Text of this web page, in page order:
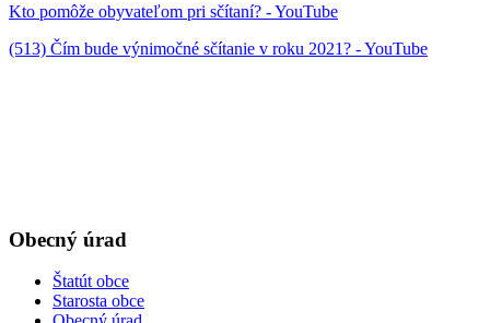
Kto pomôže obyvateľom pri sčítaní? - YouTube
(513) Čím bude výnimočné sčítanie v roku 2021? - YouTube
Obecný úrad
Štatút obce
Starosta obce